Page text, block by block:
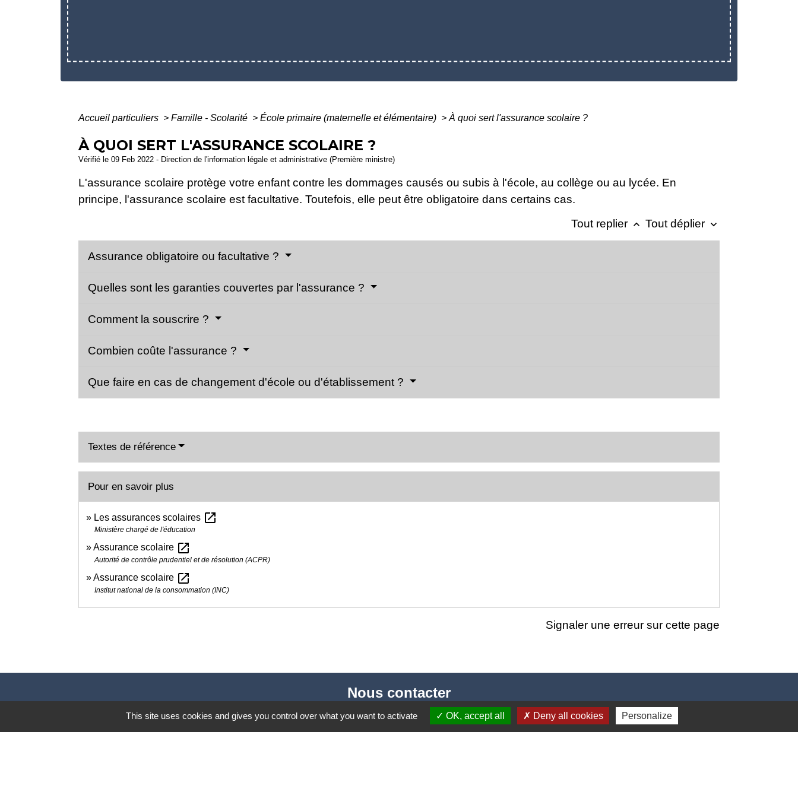
Accueil particuliers > Famille - Scolarité > École primaire (maternelle et élémentaire) > À quoi sert l'assurance scolaire ?
À QUOI SERT L'ASSURANCE SCOLAIRE ?
Vérifié le 09 Feb 2022 - Direction de l'information légale et administrative (Première ministre)
L'assurance scolaire protège votre enfant contre les dommages causés ou subis à l'école, au collège ou au lycée. En
principe, l'assurance scolaire est facultative. Toutefois, elle peut être obligatoire dans certains cas.
Tout replier keyboard_arrow_up Tout déplier keyboard_arrow_down
Assurance obligatoire ou facultative ?
Quelles sont les garanties couvertes par l'assurance ?
Comment la souscrire ?
Combien coûte l'assurance ?
Que faire en cas de changement d'école ou d'établissement ?
Textes de référence
Pour en savoir plus
Les assurances scolaires open_in_new
Ministère chargé de l'éducation
Assurance scolaire open_in_new
Autorité de contrôle prudentiel et de résolution (ACPR)
Assurance scolaire open_in_new
Institut national de la consommation (INC)
Signaler une erreur sur cette page
Nous contacter
Commune de Puylaurens
1 rue de la Mairie
This site uses cookies and gives you control over what you want to activate OK, accept all Deny all cookies Personalize